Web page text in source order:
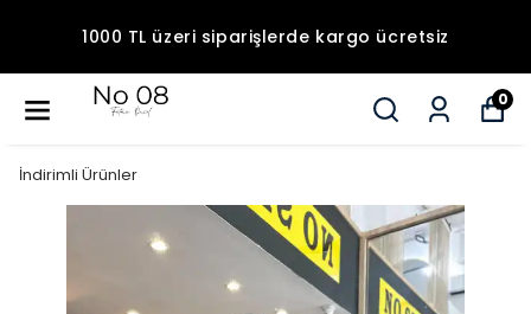
1000 TL üzeri siparişlerde kargo ücretsiz
0
İndirimli Ürünler